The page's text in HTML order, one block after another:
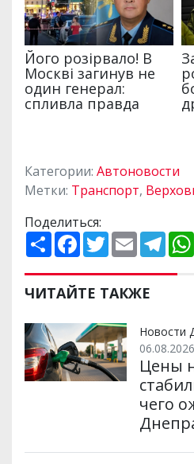
Категории: Автоновости
Метки: Транспорт,
Поделиться:
П
о
и
р
и
и
F
a
e
b
o
k
T
w
t
t
e
E
m
i
l
T
e
e
m
ЧИТАЙТЕ ТАКЖЕ
Новости
Цены
чего